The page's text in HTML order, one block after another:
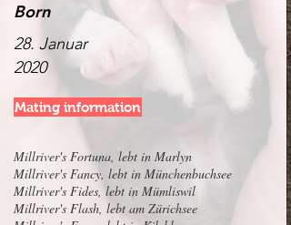
Born
28. Januar
2020
Mating information
Millriver's Fortuna, lebt in Marlyn
Millriver's Fancy, lebt in Münchenbuchsee
Millriver's Fides, lebt in Mümliswil
Millriver's Flash, lebt am Zürichsee